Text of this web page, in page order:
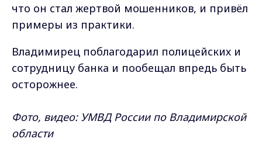
что он стал жертвой мошенников, и привёл
примеры из практики.
Владимирец поблагодарил полицейских и
сотрудницу банка и пообещал впредь быть
осторожнее.
Фото, видео: УМВД России по Владимирской
области